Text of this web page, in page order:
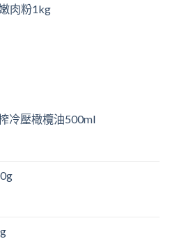
肉粉1kg
冷壓橄欖油500ml